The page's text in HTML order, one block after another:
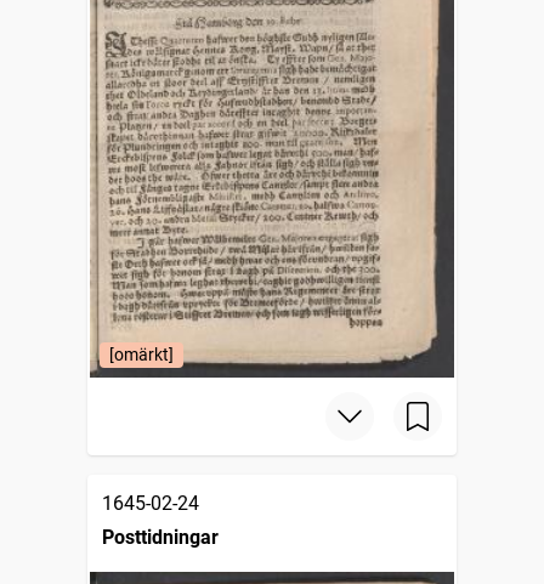
[omärkt]
1645-02-24
Posttidningar